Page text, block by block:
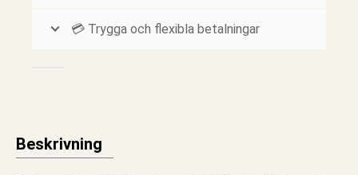
💳 Trygga och flexibla betalningar
Beskrivning